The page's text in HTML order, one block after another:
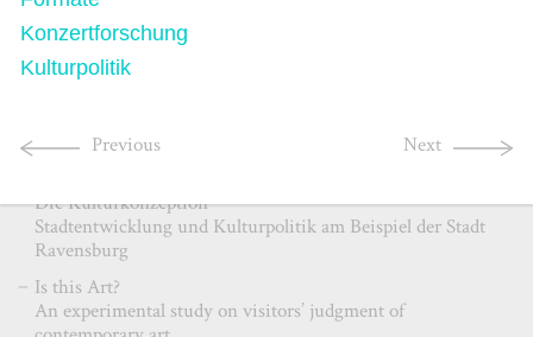
Konzertforschung
Kulturpolitik
Previous Next
Selected Publications
Art Affinity Influences Art Reception
(in the Eye of the Beholder)
Nicht-Besucherforschung
Die Kulturkonzeption
Stadtentwicklung und Kulturpolitik am Beispiel der Stadt
Ravensburg
Is this Art?
An experimental study on visitors’ judgment of